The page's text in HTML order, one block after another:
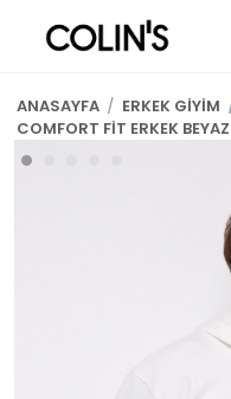
ANASAYFA / ERKEK GİYİM
COMFORT FİT ERKEK